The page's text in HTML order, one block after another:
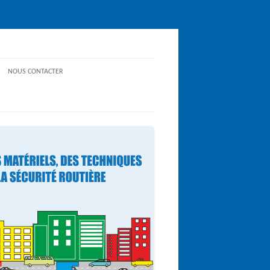
NOUS CONTACTER